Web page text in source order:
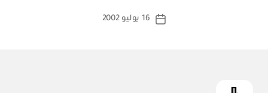
كاتب
ة
تاريخ
16 يوليو 2002